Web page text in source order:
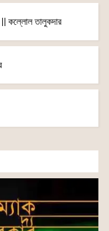
|| কল্লোল তালুকদার